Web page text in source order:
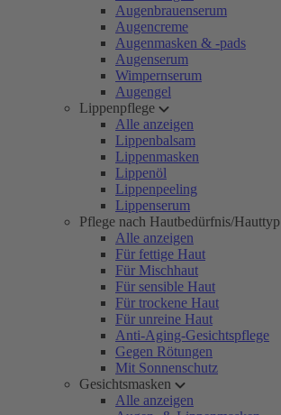
Augenbrauenserum
Augencreme
Augenmasken & -pads
Augenserum
Wimpernserum
Augengel
Lippenpflege
Alle anzeigen
Lippenbalsam
Lippenmasken
Lippenöl
Lippenpeeling
Lippenserum
Pflege nach Hautbedürfnis/Hauttyp
Alle anzeigen
Für fettige Haut
Für Mischhaut
Für sensible Haut
Für trockene Haut
Für unreine Haut
Anti-Aging-Gesichtspflege
Gegen Rötungen
Mit Sonnenschutz
Gesichtsmasken
Alle anzeigen